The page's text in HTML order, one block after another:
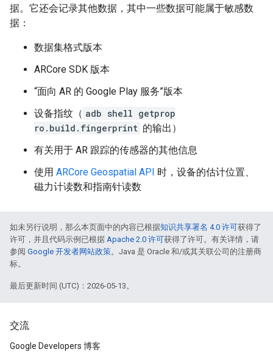
据。它还会记录其他数据，其中一些数据可能属于敏感数
据：
数据集格式版本
ARCore SDK 版本
“面向 AR 的 Google Play 服务”版本
设备指纹（ adb shell getprop
ro.build.fingerprint 的输出）
有关用于 AR 跟踪的传感器的其他信息
使用 ARCore Geospatial API 时，设备的估计位置、
磁力计读数和指南针读数
如未另行说明，那么本页面中的内容已根据知识共享署名 4.0 许可获得了
许可，并且代码示例已根据 Apache 2.0 许可获得了许可。有关详情，请
参阅 Google 开发者网站政策。Java 是 Oracle 和/或其关联公司的注册商
标。
最后更新时间 (UTC)：2026-05-13。
交流
Google Developers 博客